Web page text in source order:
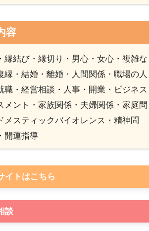
容
結び・縁切り・男心・女心・複雑な
・結婚・離婚・人間関係・職場の人
・経営相談・人事・開業・ビジネス
ント・家族関係・夫婦関係・家庭問
スティックバイオレンス・精神問
開運指導
イトはこちら
談